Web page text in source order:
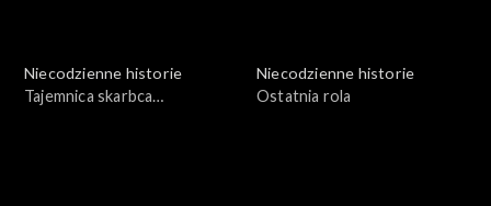
Niecodzienne historie
Tajemnica skarbca
Niecodzienne historie
Ostatnia rola